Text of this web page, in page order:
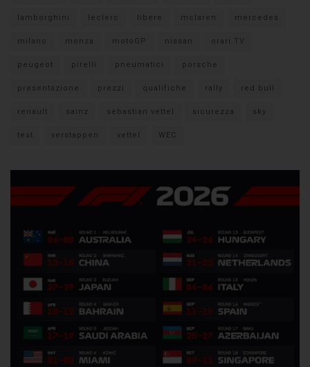
lamborghini leclerc libere mclaren mercedes
milano monza motoGP nissan orari TV
peugeot pirelli pneumatici porsche
presentazione prezzi qualifiche rally red bull
renault sainz sebastian vettel sicurezza sky
test verstappen vettel WEC